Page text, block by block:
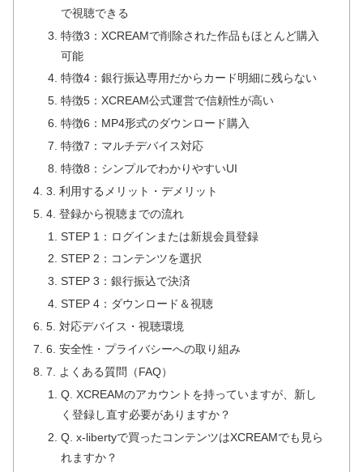
で視聴できる
特徴3：XCREAMで削除された作品もほとんど購入
可能
特徴4：銀行振込専用だからカード明細に残らない
特徴5：XCREAM公式運営で信頼性が高い
特徴6：MP4形式のダウンロード購入
特徴7：マルチデバイス対応
特徴8：シンプルでわかりやすいUI
3. 利用するメリット・デメリット
4. 登録から視聴までの流れ
STEP 1：ログインまたは新規会員登録
STEP 2：コンテンツを選択
STEP 3：銀行振込で決済
STEP 4：ダウンロード＆視聴
5. 対応デバイス・視聴環境
6. 安全性・プライバシーへの取り組み
7. よくある質問（FAQ）
Q. XCREAMのアカウントを持っていますが、新し
く登録し直す必要がありますか？
Q. x-libertyで買ったコンテンツはXCREAMでも見ら
れますか？